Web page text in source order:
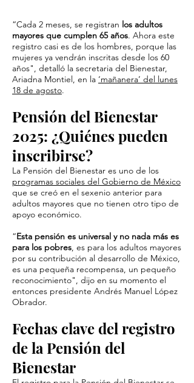
“Cada 2 meses, se registran los adultos
mayores que cumplen 65 años. Ahora este
registro casi es de los hombres, porque las
mujeres ya vendrán inscritas desde los 60
años", detalló la secretaria del Bienestar,
Ariadna Montiel, en la ‘mañanera’ del lunes
18 de agosto.
Pensión del Bienestar
2025: ¿Quiénes pueden
inscribirse?
La Pensión del Bienestar es uno de los
programas sociales del Gobierno de México
que se creó en el sexenio anterior para
adultos mayores que no tienen otro tipo de
apoyo económico.
“Esta pensión es universal y no nada más es
para los pobres, es para los adultos mayores
por su contribución al desarrollo de México,
es una pequeña recompensa, un pequeño
reconocimiento", dijo en su momento el
entonces presidente Andrés Manuel López
Obrador.
Fechas clave del registro
de la Pensión del
Bienestar